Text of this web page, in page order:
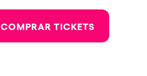
COMPRAR TICKETS